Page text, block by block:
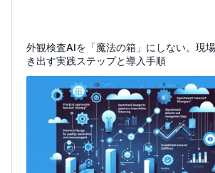
外観検査AIを「魔法の箱」にしない。現
き出す実践ステップと導入手順